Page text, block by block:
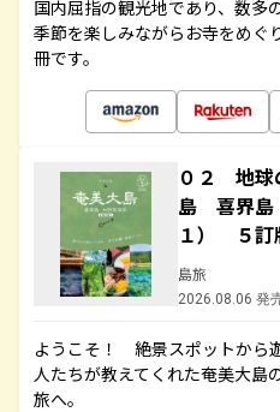
国内屈指の観光地であり、数多
季節を楽しみながらお寺をめぐ
冊です。
０２ 地
島 喜界島
１） ５訂
島旅
2026.08.06 発
ようこそ！ 絶景スポットから
人たちが教えてくれた奄美大島
旅へ。